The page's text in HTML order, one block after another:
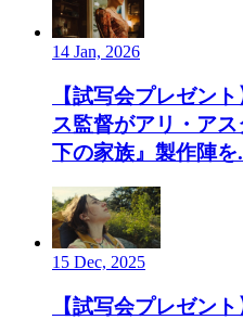
14 Jan, 2026
【試写会プレゼン
ス監督がアリ・ア
下の家族』製作陣を
15 Dec, 2025
【試写会プレゼン